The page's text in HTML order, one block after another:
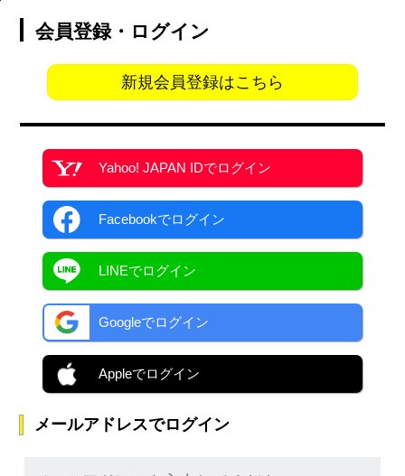
会員登録・ログイン
新規会員登録はこちら
Yahoo! JAPAN IDでログイン
Facebookでログイン
LINEでログイン
Googleでログイン
Appleでログイン
メールアドレスでログイン